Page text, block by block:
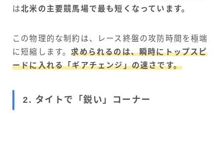
は北米の主要競馬場で最も短くなっています。
この物理的な制約は、レース終盤の攻防時間を極端
に短縮します。求められるのは、瞬時にトップスピ
ードに入れる「ギアチェンジ」の速さです。
2. タイトで「鋭い」コーナー